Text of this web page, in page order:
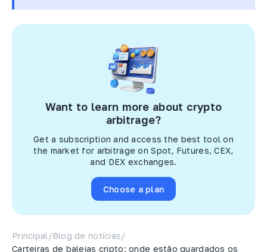
Want to learn more about crypto
arbitrage?
Get a subscription and access the best tool on
the market for arbitrage on Spot, Futures, CEX,
and DEX exchanges.
Choose a plan
Principal /Blog de notícias/
Carteiras de baleias cripto: onde estão guardados os